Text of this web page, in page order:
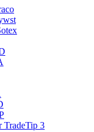
TradeTip 3